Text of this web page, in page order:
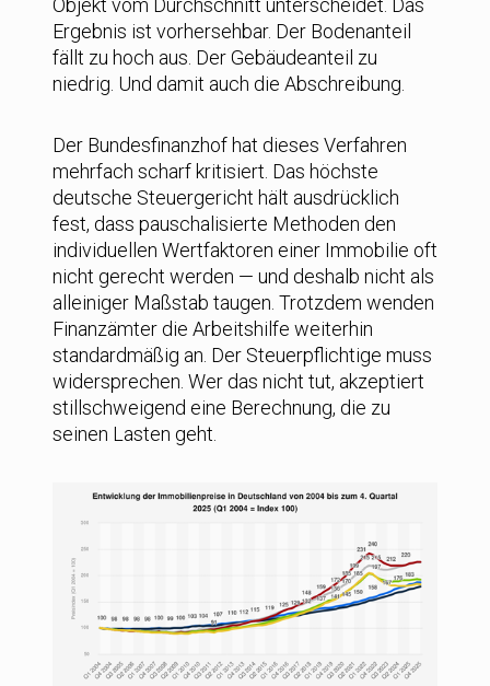
Objekt vom Durchschnitt unterscheidet. Das
Ergebnis ist vorhersehbar. Der Bodenanteil
fällt zu hoch aus. Der Gebäudeanteil zu
niedrig. Und damit auch die Abschreibung.
Der Bundesfinanzhof hat dieses Verfahren
mehrfach scharf kritisiert. Das höchste
deutsche Steuergericht hält ausdrücklich
fest, dass pauschalisierte Methoden den
individuellen Wertfaktoren einer Immobilie oft
nicht gerecht werden — und deshalb nicht als
alleiniger Maßstab taugen. Trotzdem wenden
Finanzämter die Arbeitshilfe weiterhin
standardmäßig an. Der Steuerpflichtige muss
widersprechen. Wer das nicht tut, akzeptiert
stillschweigend eine Berechnung, die zu
seinen Lasten geht.